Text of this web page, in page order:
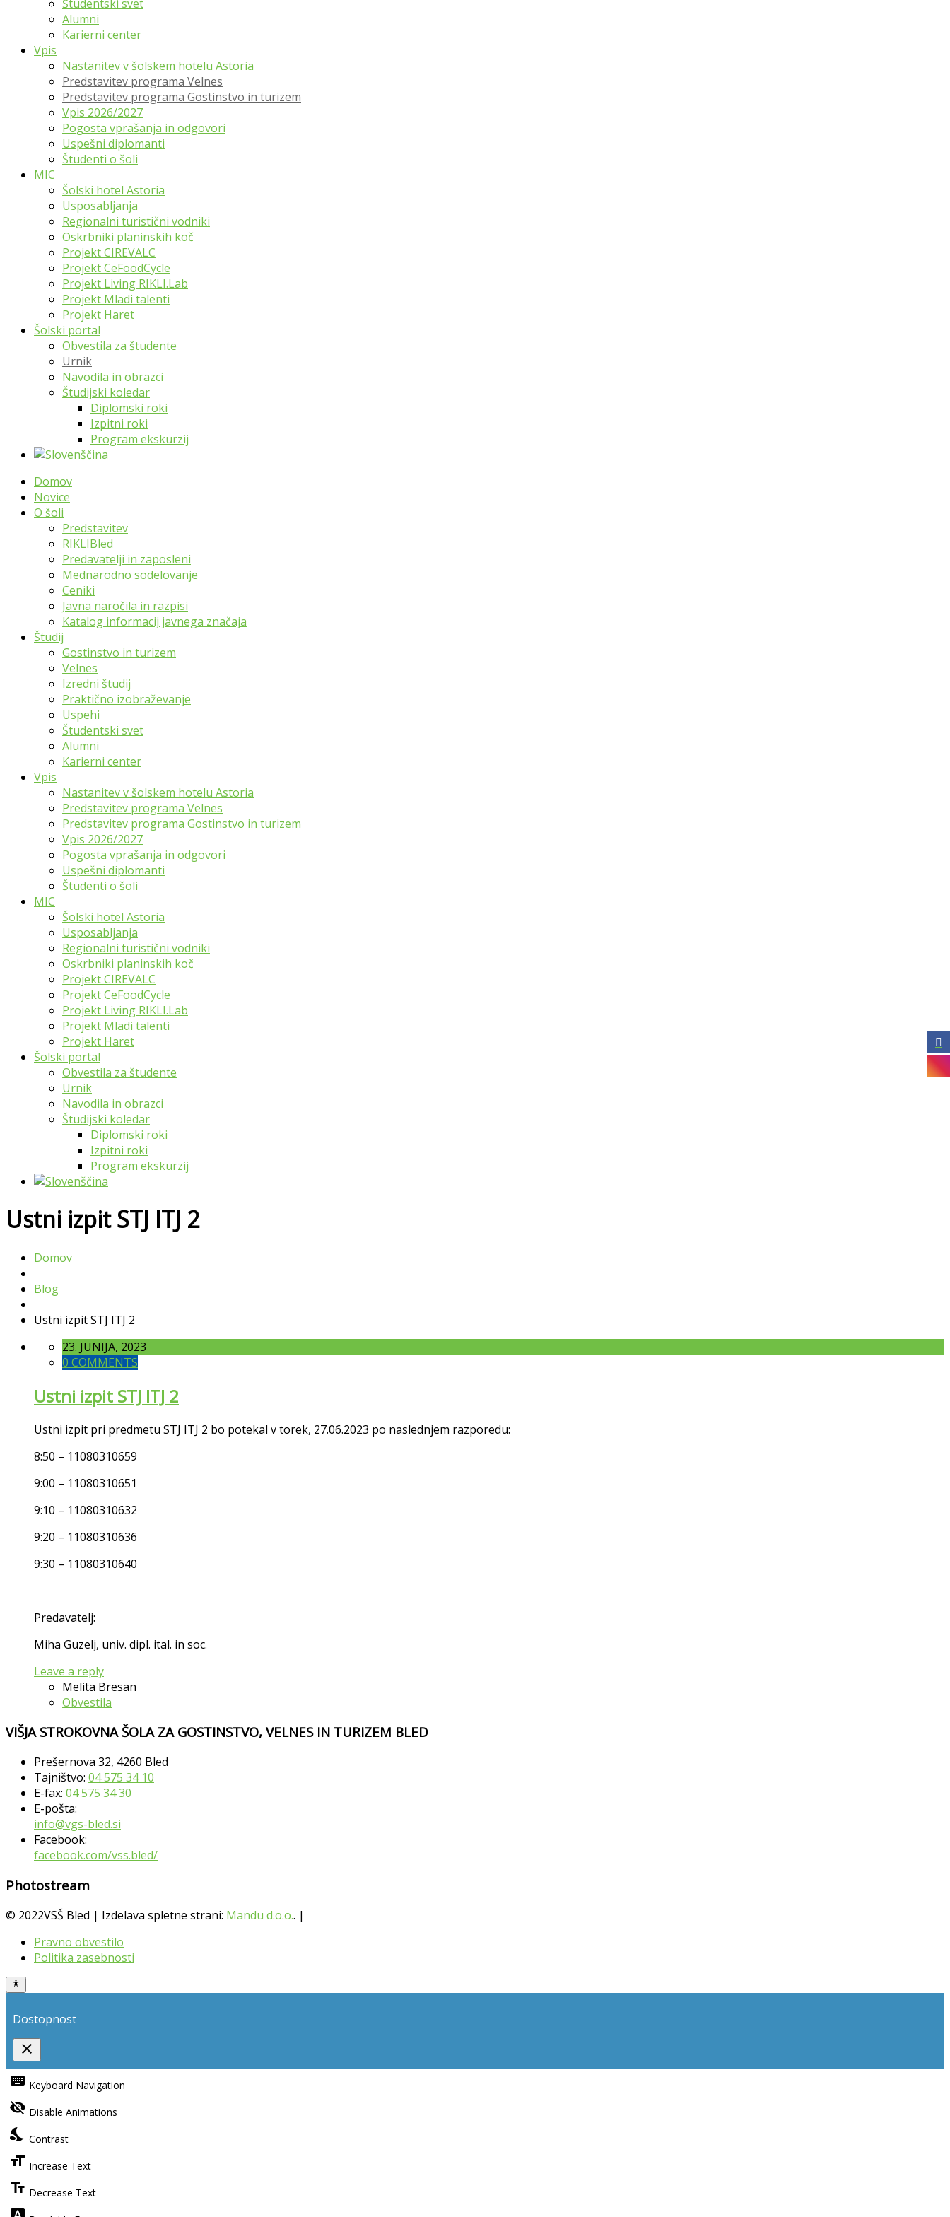
Študentski svet
Alumni
Karierni center
Vpis
Nastanitev v šolskem hotelu Astoria
Predstavitev programa Velnes
Predstavitev programa Gostinstvo in turizem
Vpis 2026/2027
Pogosta vprašanja in odgovori
Uspešni diplomanti
Študenti o šoli
MIC
Šolski hotel Astoria
Usposabljanja
Regionalni turistični vodniki
Oskrbniki planinskih koč
Projekt CIREVALC
Projekt CeFoodCycle
Projekt Living RIKLI.Lab
Projekt Mladi talenti
Projekt Haret
Šolski portal
Obvestila za študente
Urnik
Navodila in obrazci
Študijski koledar
Diplomski roki
Izpitni roki
Program ekskurzij
Domov
Novice
O šoli
Predstavitev
RIKLIBled
Predavatelji in zaposleni
Mednarodno sodelovanje
Ceniki
Javna naročila in razpisi
Katalog informacij javnega značaja
Študij
Gostinstvo in turizem
Velnes
Izredni študij
Praktično izobraževanje
Uspehi
Študentski svet
Alumni
Karierni center
Vpis
Nastanitev v šolskem hotelu Astoria
Predstavitev programa Velnes
Predstavitev programa Gostinstvo in turizem
Vpis 2026/2027
Pogosta vprašanja in odgovori
Uspešni diplomanti
Študenti o šoli
MIC
Šolski hotel Astoria
Usposabljanja
Regionalni turistični vodniki
Oskrbniki planinskih koč
Projekt CIREVALC
Projekt CeFoodCycle
Projekt Living RIKLI.Lab
Projekt Mladi talenti
Projekt Haret
Šolski portal
Obvestila za študente
Urnik
Navodila in obrazci
Študijski koledar
Diplomski roki
Izpitni roki
Program ekskurzij
Ustni izpit STJ ITJ 2
Domov
Blog
Ustni izpit STJ ITJ 2
23. JUNIJA, 2023
0 COMMENTS
Ustni izpit STJ ITJ 2
Ustni izpit pri predmetu STJ ITJ 2 bo potekal v torek, 27.06.2023 po naslednjem razporedu:
8:50 – 11080310659
9:00 – 11080310651
9:10 – 11080310632
9:20 – 11080310636
9:30 – 11080310640
Predavatelj:
Miha Guzelj, univ. dipl. ital. in soc.
Leave a reply
Melita Bresan
Obvestila
VIŠJA STROKOVNA ŠOLA ZA GOSTINSTVO, VELNES IN TURIZEM BLED
Prešernova 32, 4260 Bled
Tajništvo: 04 575 34 10
E-fax: 04 575 34 30
E-pošta:
info@vgs-bled.si
Facebook:
facebook.com/vss.bled/
Photostream
© 2022VSŠ Bled | Izdelava spletne strani: Mandu d.o.o.. |
Pravno obvestilo
Politika zasebnosti
Dostopnost
close
Toggle
visibility
Accessibility
keyboard Keyboard Navigation
visibility_off Disable Animations
nights_stay Contrast
format_size Increase Text
text_fields Decrease Text